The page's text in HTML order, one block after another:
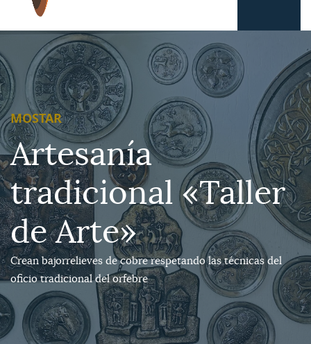
MOSTAR
Artesanía
tradicional «Taller
de Arte»
Crean bajorrelieves de cobre respetando las técnicas del
oficio tradicional del orfebre